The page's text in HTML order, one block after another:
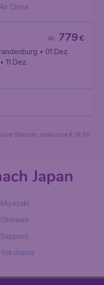
Air China
€
779
ab
• 01 Dez.
• 11 Dez.
Steuern, exklusive € 19,99
Japan
Miyazaki
Okinawa
Sapporo
Yokohama